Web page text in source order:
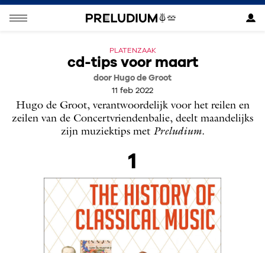
PLATENZAAK
cd-tips voor maart
door Hugo de Groot
11 feb 2022
Hugo de Groot, verantwoordelijk voor het reilen en
zeilen van de Concertvriendenbalie, deelt maandelijks
zijn muziektips met Preludium.
1